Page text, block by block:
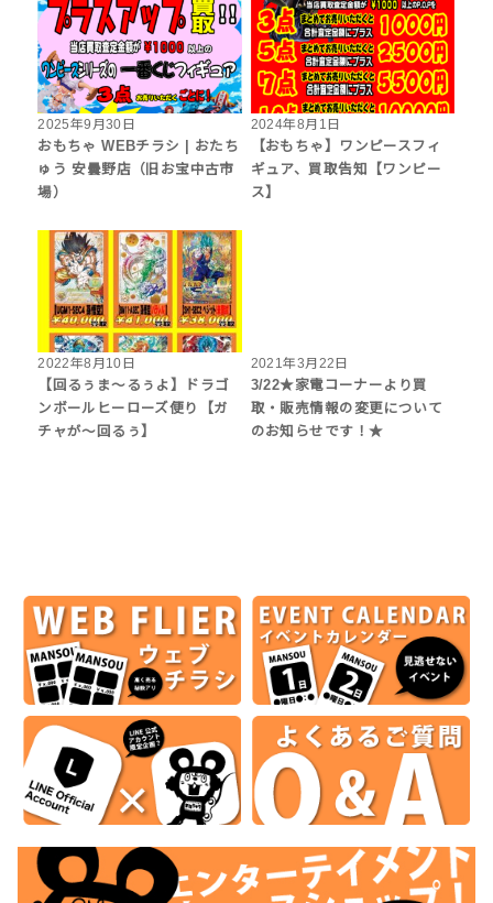
2025年9月30日
おもちゃ WEBチラシ | おたち
ゅう 安曇野店（旧お宝中古市
場）
2024年8月1日
【おもちゃ】ワンピースフィ
ギュア、買取告知【ワンピー
ス】
2022年8月10日
【回るぅま～るぅよ】ドラゴ
ンボールヒーローズ便り【ガ
チャが～回るぅ】
2021年3月22日
3/22★家電コーナーより買
取・販売情報の変更について
のお知らせです！★